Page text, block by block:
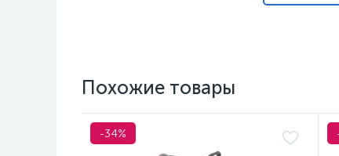
Похожие товары
-34%